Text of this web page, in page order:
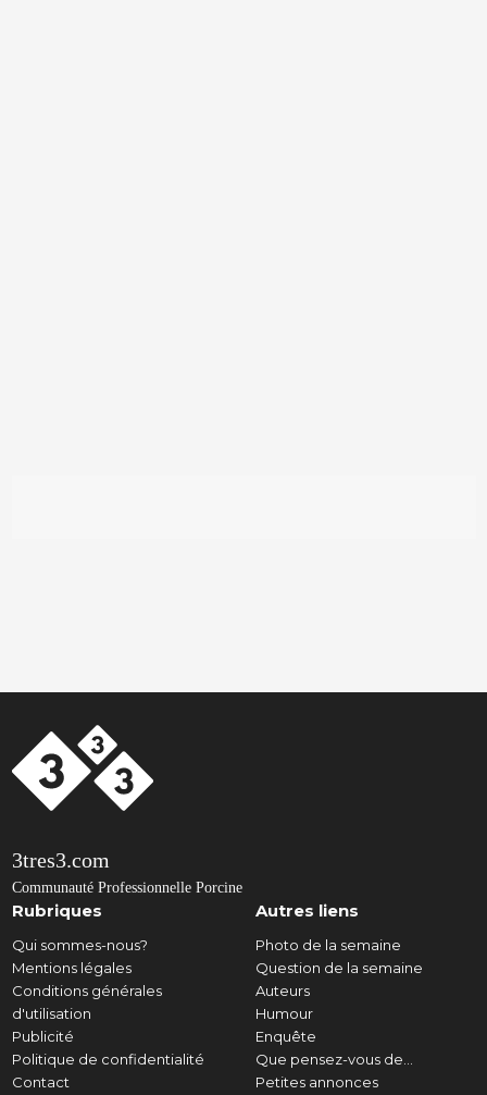
3tres3.com
Communauté Professionnelle Porcine
Rubriques
Qui sommes-nous?
Mentions légales
Conditions générales
d'utilisation
Publicité
Politique de confidentialité
Contact
Autres liens
Photo de la semaine
Question de la semaine
Auteurs
Humour
Enquête
Que pensez-vous de...
Petites annonces